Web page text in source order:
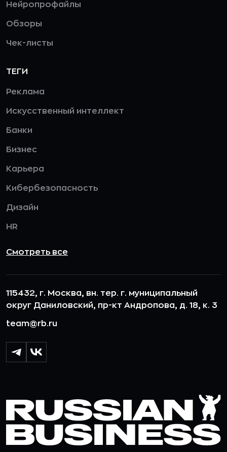
Нейропрофайлы
Обзоры
Чек-листы
ТЕГИ
Реклама
Искусственный интеллект
Банки
Бизнес
Карьера
Кибербезопасность
Дизайн
HR
Смотреть все
115432, г. Москва, вн. тер. г. муниципальный
округ Даниловский, пр-кт Андропова, д. 18, к. 3
team@rb.ru